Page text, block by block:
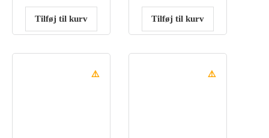
Tilføj til kurv Tilføj til kurv
⚠️ ⚠️